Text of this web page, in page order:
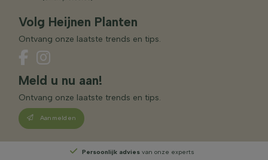
Volg Heijnen Planten
Ontvang onze laatste trends en tips.
Meld u nu aan!
Ontvang onze laatste trends en tips.
Aanmelden
Persoonlijk advies van onze experts